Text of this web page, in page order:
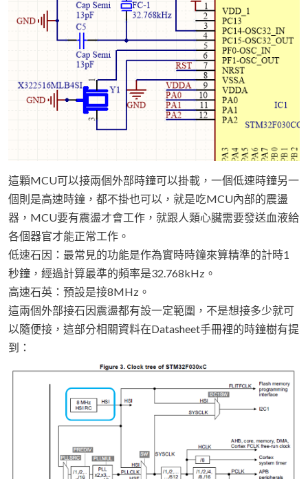
這顆MCU可以接兩個外部時鐘可以掛載，一個低速時鐘另一
個則是高速時鐘，都不掛也可以，就是吃MCU內部的震盪
器，MCU要有震盪才會工作，就跟人類心臟需要發送血液給
各個器官才能正常工作。
低速石因：最常見的功能是作為實時時鐘來算精準的計時1
秒鐘，經過計算最準的頻率是32.768kHz。
高速石英：預設是接8MHz。
這兩個外部接石因震盪都有設一定範圍，不是想接多少就可
以隨便接，這部分相關資料在Datasheet手冊裡的時鐘樹有提
到：